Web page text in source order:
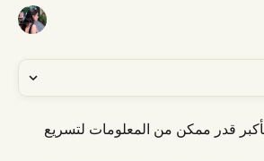
قدر ممكن من المعلومات لتسريع